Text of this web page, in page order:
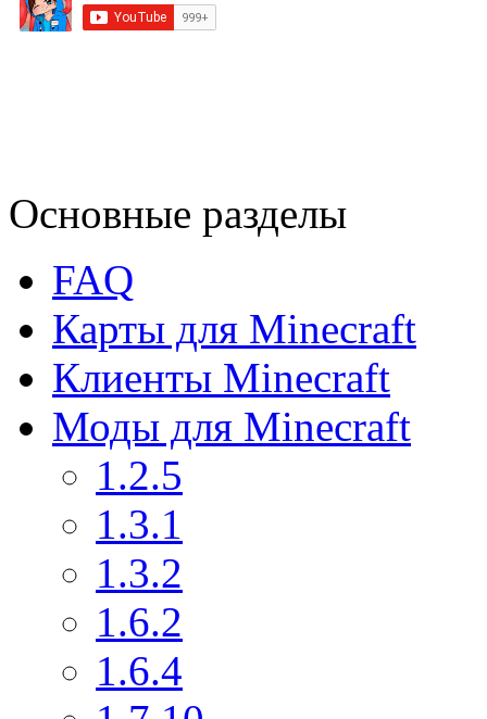
Основные разделы
FAQ
Карты для Minecraft
Клиенты Minecraft
Моды для Minecraft
1.2.5
1.3.1
1.3.2
1.6.2
1.6.4